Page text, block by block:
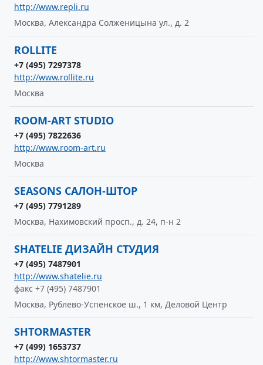
http://www.repli.ru
Москва, Александра Солженицына ул., д. 2
ROLLITE
+7 (495) 7297378
http://www.rollite.ru
Москва
ROOM-ART STUDIO
+7 (495) 7822636
http://www.room-art.ru
Москва
SEASONS САЛОН-ШТОР
+7 (495) 7791289
Москва, Нахимовский просп., д. 24, п-н 2
SHATELIE ДИЗАЙН СТУДИЯ
+7 (495) 7487901
http://www.shatelie.ru
факс +7 (495) 7487901
Москва, Рублево-Успенское ш., 1 км, Деловой Центр
SHTORMASTER
+7 (499) 1653737
http://www.shtormaster.ru